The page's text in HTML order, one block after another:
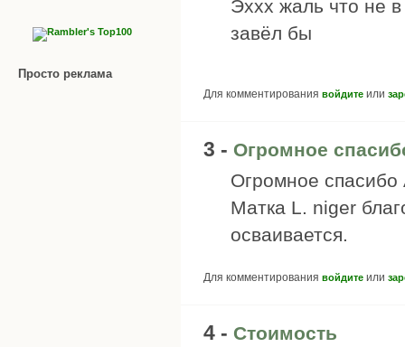
Просто реклама
Эххх жаль что не
завёл бы
Для комментирования войдите или
3 - Огромное
Огромное спасибо
Матка L. niger
осваивается.
Для комментирования войдите или
4 - Стоимость